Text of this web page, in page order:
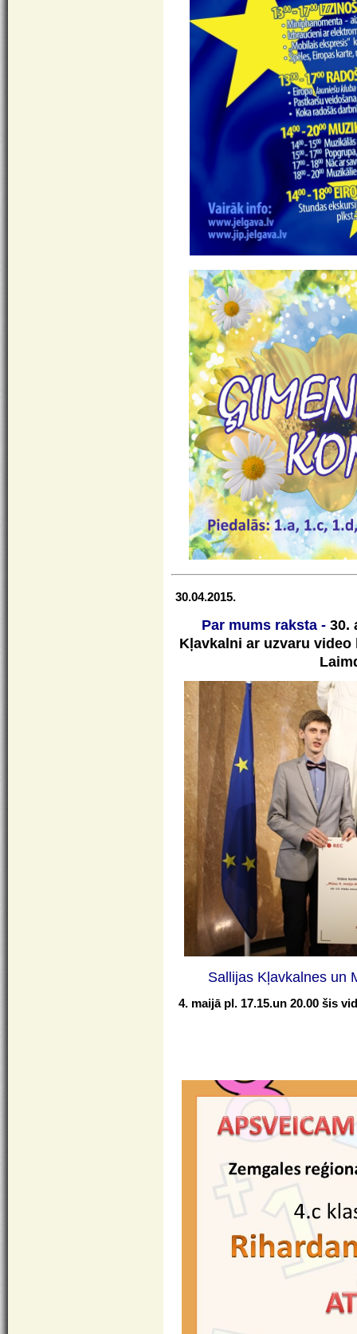
30.04.2015.
Par mums raksta - 30.
Kļavkalni ar uzvaru
Sallijas Kļavkalnes un
4. maijā pl. 17.15.un 20.00 šis